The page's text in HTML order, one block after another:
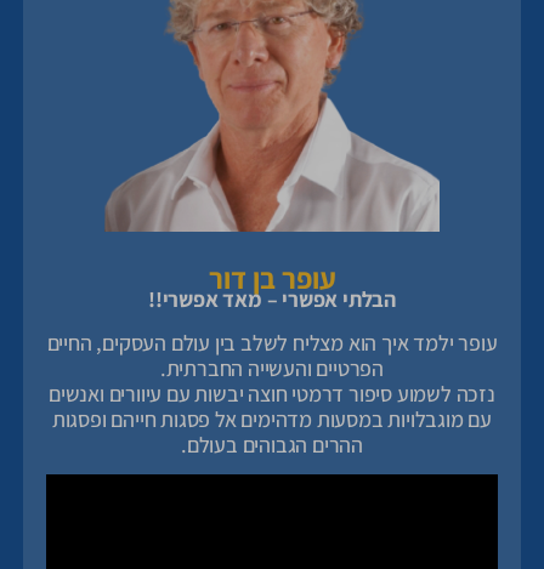
עופר בן דור
הבלתי אפשרי – מאד אפשרי!!
עופר ילמד איך הוא מצליח לשלב בין עולם העסקים, החיים
הפרטיים והעשייה החברתית.
נזכה לשמוע סיפור דרמטי חוצה יבשות עם עיוורים ואנשים
עם מוגבלויות במסעות מדהימים אל פסגות חייהם ופסגות
ההרים הגבוהים בעולם.